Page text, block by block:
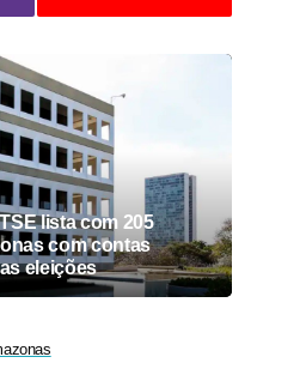
lista com 205
com contas
eleições